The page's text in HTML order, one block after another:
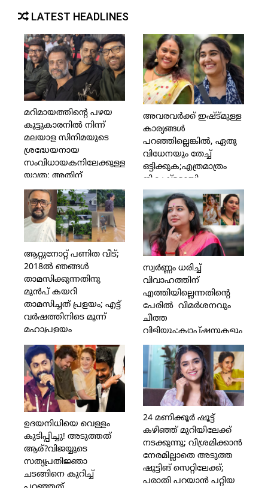
LATEST HEADLINES
മറിമായത്തിന്റെ പഴയ
കൂട്ടുകാരനില്‍ നിന്ന്
മലയാള സിനിമയുടെ
ശ്രദ്ധേയനായ
സംവിധായകനിലേക്കുള്ള
യാത്ര; അതിന്
സാക്ഷിയാകാന്‍
കഴിഞ്ഞതില്‍ സുഹൃത്ത്
എന്ന നിലയില്‍
സന്തോഷം; ജിയോ
ബേബിയെ കണ്ട് മുട്ടിയ
സന്തോഷം പങ്കിട്ട്
നിയാസ് ബക്കര്‍
അവരവര്‍ക്ക് ഇഷ്ട്മുള്ള
കാര്യങ്ങള്‍
പറഞ്ഞില്ലെങ്കില്‍, ഏതു
വിധേനയും തേച്ച്
ഒട്ടിക്കുക;എത്രമാത്രം
നികൃഷ്ട്ടമായി
സംസാരിക്കാമോ
അത്രയും
സംസാരിക്കുക;ഇത്രയധികം
വലിച്ചു കീറാന്‍ ഈ
മോള്‍ എന്താണ്
ചെയ്തത്? വല്ല
പണിക്കും പോയി
കുടുംബം പോറ്റാന്‍
നോക്ക്'; വിസ്മയ്ക്ക്
പിന്തുണയുമായി സീമ ജി
നായര്‍
ആറ്റുനോറ്റ് പണിത വീട്;
2018ല്‍ ഞങ്ങള്‍
താമസിക്കുന്നതിനു
മുന്‍പ് കയറി
താമസിച്ചത് പ്രളയം; എട്ട്
വര്‍ഷത്തിനിടെ മൂന്ന്
മഹാപ്രളയം
എത്തിയതോടെ താമസം
ഫ്‌ളാറ്റിലേക്ക് മാറ്റി;
ഇത്തവണ
ശാരിരികമായി
ബാധിച്ചിട്ടില്ലെങ്കിലും
മാനസികമായി
തളര്‍ത്തി; വീട്ടില്‍
വെളളം
കയറിയതിനെക്കുറിച്ച്
നടന്‍ പ്രശാന്ത്
അലക്‌സാണ്ടര്‍
സ്വര്‍ണ്ണം ധരിച്ച്
വിവാഹത്തിന്
എത്തിയില്ലെന്നതിന്റെ
പേരില്‍ വിമര്‍ശനവും
ചീത്ത
വിളിയും;ക്യാപ്ഷനുകളും
തമ്പ്‌നെയില്‍
ഫോട്ടോകളും കാരണം
അഹങ്കാരി പട്ടം;പല
സിറ്റുവേഷനിലും
അഡ്ജസ്റ്റ് ചെയ്ത്
നിന്നു;നടി ഗൗരി കൃഷ്ണ
പങ്ക് വച്ചത്
ഉദയനിധിയെ വെള്ളം
കുടിപ്പിച്ചു! അടുത്തത്
ആര്?വിജയ്യുടെ
സത്യപ്രതിജ്ഞാ
ചടങ്ങിനെ കുറിച്ച്
പറഞ്ഞത്
24 മണിക്കൂര്‍ ഷൂട്ട്
കഴിഞ്ഞ് മുറിയിലേക്ക്
നടക്കുന്നു; വിശ്രമിക്കാന്‍
നേരമില്ലാതെ അടുത്ത
ഷൂട്ടിങ് സെറ്റിലേക്ക്;
പരാതി പറയാന്‍ പറ്റിയ